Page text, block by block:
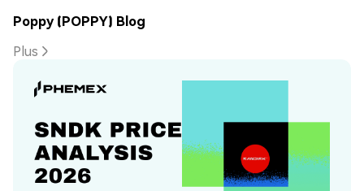
Poppy (POPPY) Blog
Plus